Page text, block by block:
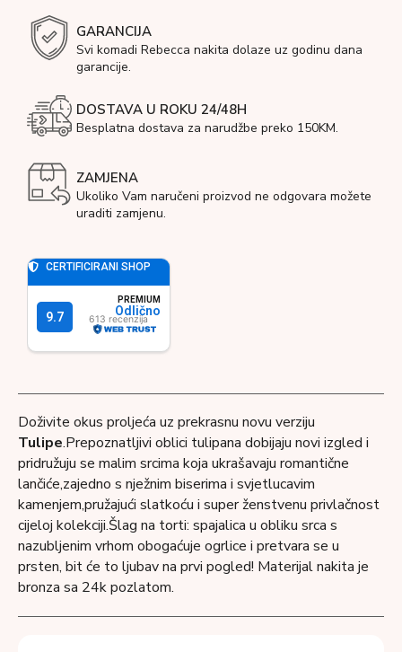
GARANCIJA
Svi komadi Rebecca nakita dolaze uz godinu dana
garancije.
DOSTAVA U ROKU 24/48H
Besplatna dostava za narudžbe preko 150KM.
ZAMJENA
Ukoliko Vam naručeni proizvod ne odgovara možete
uraditi zamjenu.
Doživite okus proljeća uz prekrasnu novu verziju
Tulipe.Prepoznatljivi oblici tulipana dobijaju novi izgled i
pridružuju se malim srcima koja ukrašavaju romantične
lančiće,zajedno s nježnim biserima i svjetlucavim
kamenjem,pružajući slatkoću i super ženstvenu privlačnost
cijeloj kolekciji.Šlag na torti: spajalica u obliku srca s
nazubljenim vrhom obogaćuje ogrlice i pretvara se u
prsten, bit će to ljubav na prvi pogled! Materijal nakita je
bronza sa 24k pozlatom.